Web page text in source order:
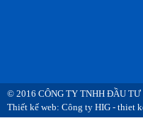
© 2016 CÔNG TY TNHH ĐẦU TƯ
Thiết kế web: Công ty HIG - thiet